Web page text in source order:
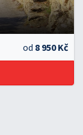
od 8 950 Kč